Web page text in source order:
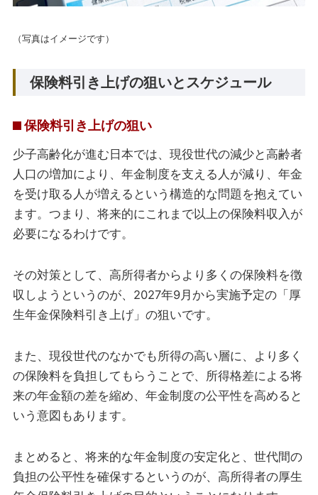
（写真はイメージです）
保険料引き上げの狙いとスケジュール
保険料引き上げの狙い
少子高齢化が進む日本では、現役世代の減少と高齢者
人口の増加により、年金制度を支える人が減り、年金
を受け取る人が増えるという構造的な問題を抱えてい
ます。つまり、将来的にこれまで以上の保険料収入が
必要になるわけです。
その対策として、高所得者からより多くの保険料を徴
収しようというのが、2027年9月から実施予定の「厚
生年金保険料引き上げ」の狙いです。
また、現役世代のなかでも所得の高い層に、より多く
の保険料を負担してもらうことで、所得格差による将
来の年金額の差を縮め、年金制度の公平性を高めると
いう意図もあります。
まとめると、将来的な年金制度の安定化と、世代間の
負担の公平性を確保するというのが、高所得者の厚生